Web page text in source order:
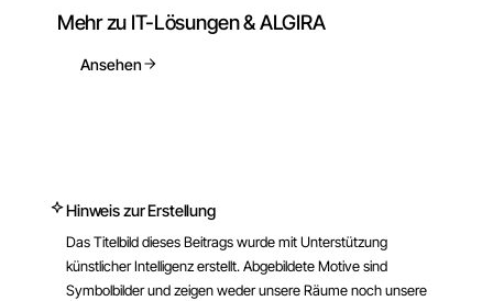
Mehr zu IT-Lösungen & ALGIRA
Ansehen
Hinweis zur Erstellung
Das Titelbild dieses Beitrags wurdemit Unterstützung
künstlicher Intelligenz erstellt. Abgebildete Motive sind
Symbolbilder und zeigen weder unsere Räume noch unsere